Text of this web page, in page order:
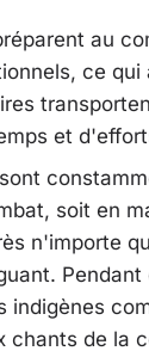
au
ce
et
soit en
n'importe
indigènes
de la